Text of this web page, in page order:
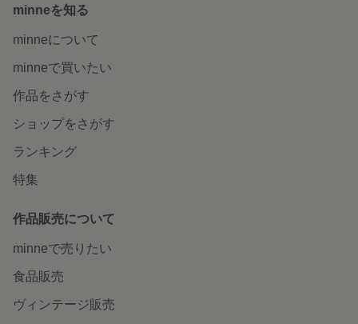
minneを知る
minneについて
minneで買いたい
作品をさがす
ショップをさがす
ランキング
特集
作品販売について
minneで売りたい
食品販売
ヴィンテージ販売